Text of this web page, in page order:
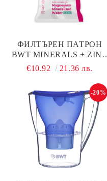
ФИЛТЪРЕН ПАТРОН
BWT MINERALS + ZINC
(X1) - КОД В732
€10.92 21.36 лв.
-20%